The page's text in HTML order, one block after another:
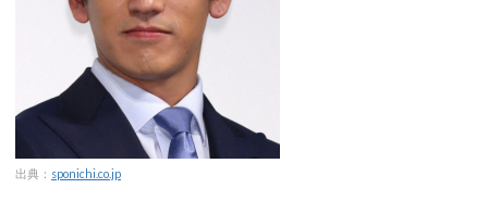
出典： sponichi.co.jp